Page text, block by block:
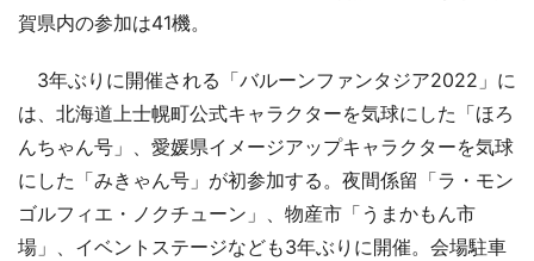
賀県内の参加は41機。
3年ぶりに開催される「バルーンファンタジア2022」に
は、北海道上士幌町公式キャラクターを気球にした「ほろ
んちゃん号」、愛媛県イメージアップキャラクターを気球
にした「みきゃん号」が初参加する。夜間係留「ラ・モン
ゴルフィエ・ノクチューン」、物産市「うまかもん市
場」、イベントステージなども3年ぶりに開催。会場駐車